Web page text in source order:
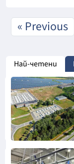
« Previous
Най-четени